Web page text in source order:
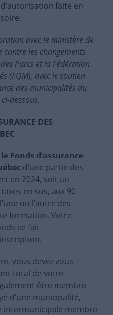
faite en
avec le ministère de
contre les changements
Parcs et la Fédération
(FQM), avec le soutien
des municipalités du
dessous.
DES
Fonds d’assurance
d’une partie des
en 2024, soit un
en sus, aux 90
ou l’autre des
formation. Votre
se fait
vous devez vous
total de votre
être membre
d’une municipalité,
intermunicipale membre